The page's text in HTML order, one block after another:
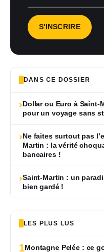
DANS CE DOSSIER
›Dollar ou Euro à Saint-
pour un voyage sans
›Ne faites surtout pas
Martin : la vérité
bancaires !
›Saint-Martin : un
bien gardé !
LES PLUS LUS
1Montagne Pelée : ce